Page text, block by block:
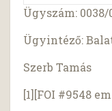
Ügyszám: 0038/
Ügyintéző:
Szerb Tamás
[1][FOI #9548